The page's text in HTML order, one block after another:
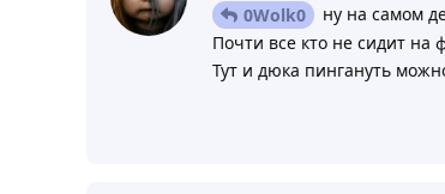
0Wolk0
ну на самом
Почти все кто не сидит на
Тут и дюка пингануть